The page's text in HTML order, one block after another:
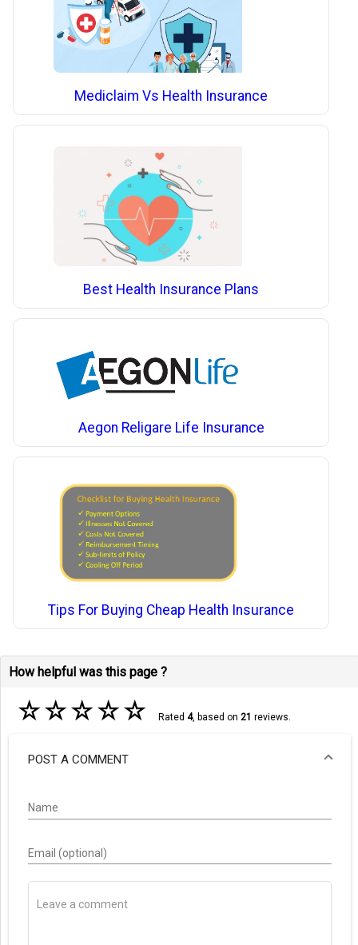
Mediclaim Vs Health Insurance
Best Health Insurance Plans
Aegon Religare Life Insurance
Tips For Buying Cheap Health Insurance
How helpful was this page ?
☆☆☆☆☆ Rated 4, based on 21 reviews.
POST A COMMENT
Name
Email (optional)